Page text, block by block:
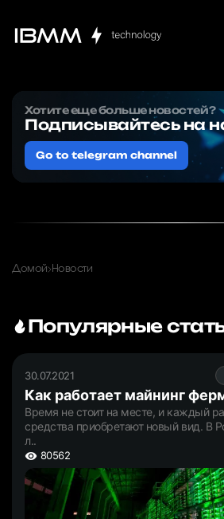
Хотите еще больше новостей?
Подписывайтесь на
Go to telegram channel
Домой Новости
Популярные
30.07.2021
Как работает майнинг
Время не стоит на месте, и каждый
средства приобретают новый вид. В
л..
80562